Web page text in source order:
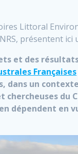
Littoral
présentent
et des
Françaises
un
du
en